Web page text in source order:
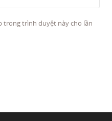
trong trình duyệt này cho lần